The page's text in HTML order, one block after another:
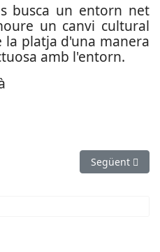
busca un entorn net
un canvi cultural
platja d'una manera
amb l'entorn.
la temporada de platges amb
Article
Següent